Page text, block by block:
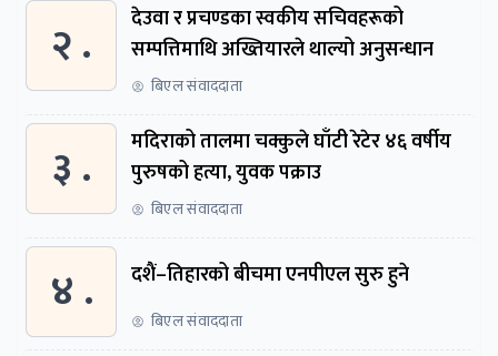
२ .
देउवा र प्रचण्डका स्वकीय सचिवहरूको
सम्पत्तिमाथि अख्तियारले थाल्यो अनुसन्धान
बिएल संवाददाता
३ .
मदिराको तालमा चक्कुले घाँटी रेटेर ४६ वर्षीय
पुरुषको हत्या, युवक पक्राउ
बिएल संवाददाता
४ . दशैं–तिहारको बीचमा एनपीएल सुरु हुने
बिएल संवाददाता